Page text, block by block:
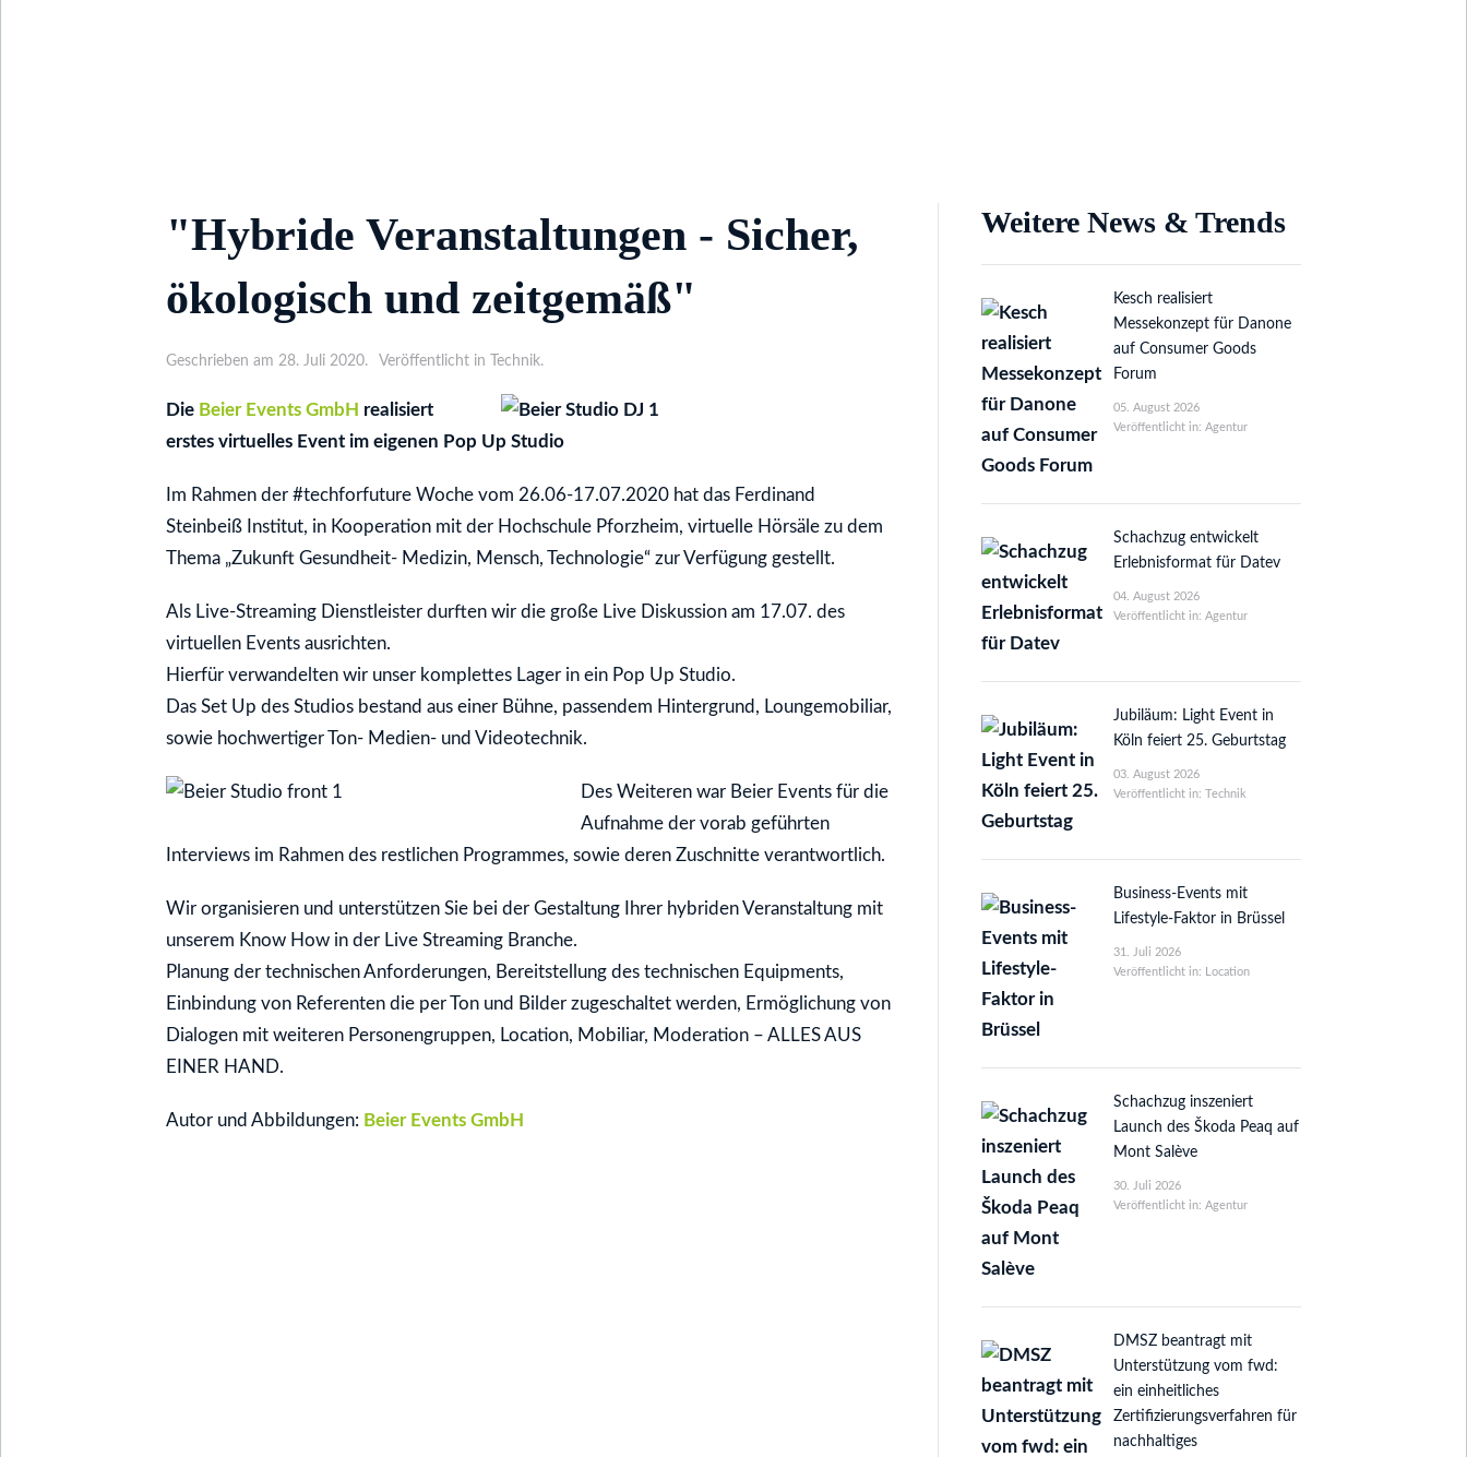
"Hybride Veranstaltungen - Sicher,
ökologisch und zeitgemäß"
Geschrieben am 28. Juli 2020. Veröffentlicht in Technik.
Die Beier Events GmbH realisiert
erstes virtuelles Event im eigenen Pop Up Studio
Im Rahmen der #techforfuture Woche vom 26.06-17.07.2020 hat das Ferdinand
Steinbeiß Institut, in Kooperation mit der Hochschule Pforzheim, virtuelle Hörsäle zu dem
Thema „Zukunft Gesundheit- Medizin, Mensch, Technologie“ zur Verfügung gestellt.
Als Live-Streaming Dienstleister durften wir die große Live Diskussion am 17.07. des
virtuellen Events ausrichten.
Hierfür verwandelten wir unser komplettes Lager in ein Pop Up Studio.
Das Set Up des Studios bestand aus einer Bühne, passendem Hintergrund, Loungemobiliar,
sowie hochwertiger Ton- Medien- und Videotechnik.
Des Weiteren war Beier Events für die
Aufnahme der vorab geführten
Interviews im Rahmen des restlichen Programmes, sowie deren Zuschnitte verantwortlich.
Wir organisieren und unterstützen Sie bei der Gestaltung Ihrer hybriden Veranstaltung mit
unserem Know How in der Live Streaming Branche.
Planung der technischen Anforderungen, Bereitstellung des technischen Equipments,
Einbindung von Referenten die per Ton und Bilder zugeschaltet werden, Ermöglichung von
Dialogen mit weiteren Personengruppen, Location, Mobiliar, Moderation – ALLES AUS
EINER HAND.
Autor und Abbildungen: Beier Events GmbH
Weitere News & Trends
Kesch realisiert
Messekonzept für Danone
auf Consumer Goods
Forum
05. August 2026
Veröffentlicht in: Agentur
Schachzug entwickelt
Erlebnisformat für Datev
04. August 2026
Veröffentlicht in: Agentur
Jubiläum: Light Event in
Köln feiert 25. Geburtstag
03. August 2026
Veröffentlicht in: Technik
Business-Events mit
Lifestyle-Faktor in Brüssel
31. Juli 2026
Veröffentlicht in: Location
Schachzug inszeniert
Launch des Škoda Peaq auf
Mont Salève
30. Juli 2026
Veröffentlicht in: Agentur
DMSZ beantragt mit
Unterstützung vom fwd:
ein einheitliches
Zertifizierungsverfahren für
nachhaltiges